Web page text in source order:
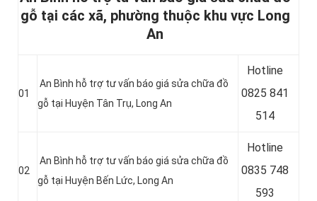
gỗ tại các xã, phường thuộc khu vực Long
An
01
An Bình hỗ trợ tư vấn báo giá sửa chữa đồ
gỗ tại Huyện Tân Trụ, Long An
Hotline
0825 841
514
02
An Bình hỗ trợ tư vấn báo giá sửa chữa đồ
gỗ tại Huyện Bến Lức, Long An
Hotline
0835 748
593